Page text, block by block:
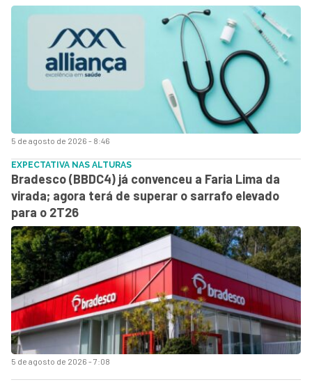
5 de agosto de 2026 - 8:46
5 de agosto de 2026 - 7:08
EXPECTATIVA NAS ALTURAS
Bradesco (BBDC4) já convenceu a Faria Lima da
virada; agora terá de superar o sarrafo elevado
para o 2T26